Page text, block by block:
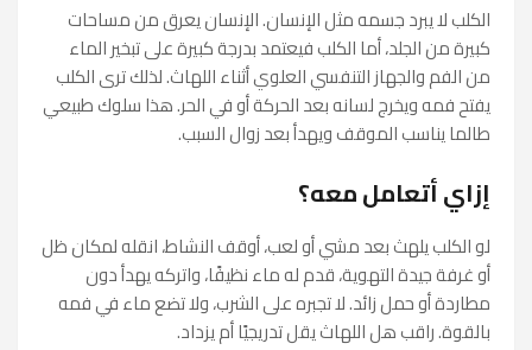
الكلب لا يبرد جسمه مثل الإنسان. الإنسان يعرق من مساحات
كبيرة من الجلد، أما الكلب فيعتمد بدرجة كبيرة على تبخير الماء
من الفم والجهاز التنفسي العلوي أثناء اللهاث. لذلك ترى الكلب
يفتح فمه ويخرج لسانه بعد الحركة أو في الحر. هذا سلوك طبيعي
طالما يناسب الموقف ويهدأ بعد زوال السبب.
إزاي أتعامل معه؟
لو الكلب يلهث بعد مشي أو لعب، أوقف النشاط، انقله لمكان ظل
أو غرفة جيدة التهوية، قدم له ماء نظيفًا، واتركه يهدأ دون
مطاردة أو حمل زائد. لا تجبره على الشرب، ولا تضع ماء في فمه
بالقوة. راقب هل اللهاث يقل تدريجيًا أم يزداد.